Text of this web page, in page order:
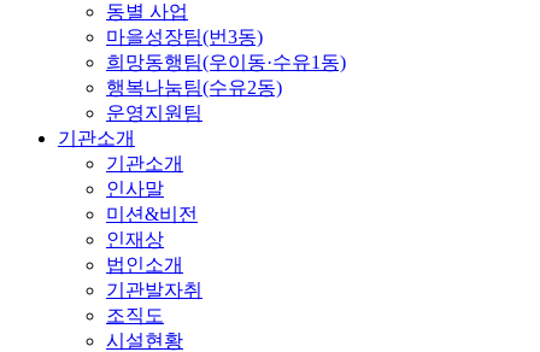
동별 사업
마을성장팀(번3동)
희망동행팀(우이동·수유1동)
행복나눔팀(수유2동)
운영지원팀
기관소개
기관소개
인사말
미션&비전
인재상
법인소개
기관발자취
조직도
시설현황